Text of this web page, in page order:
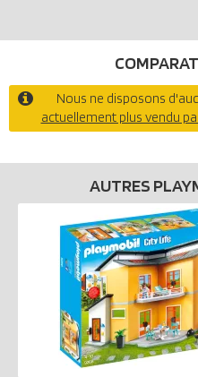
Nous ne disposons
actuellement plus vendu
AUTRES